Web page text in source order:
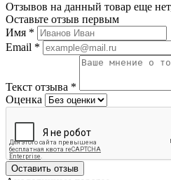
Отзывов на данный товар еще
Оставьте отзыв первым
Имя *
Email *
Текст отзыва *
Оценка
Оставить отзыв